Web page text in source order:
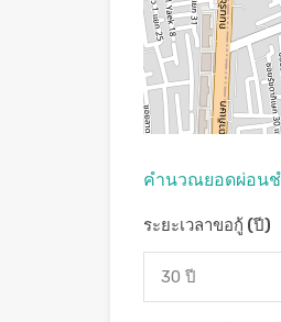
คํานวณยอดผ่อนชํ
ระยะเวลาขอกู้ (ปี)
30 ปี